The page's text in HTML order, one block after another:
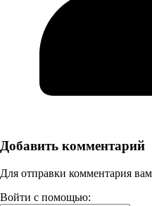
Добавить комментарий
Для отправки комментария
Войти с помощью: